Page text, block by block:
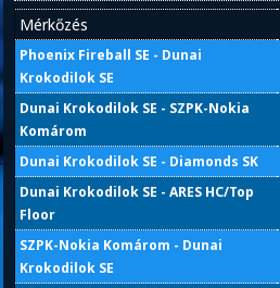
Mérkőzés
Phoenix Fireball SE - Dunai
Krokodilok SE
Dunai Krokodilok SE - SZPK-Nokia
Komárom
Dunai Krokodilok SE - Diamonds SK
Dunai Krokodilok SE - ARES HC/Top
Floor
SZPK-Nokia Komárom - Dunai
Krokodilok SE